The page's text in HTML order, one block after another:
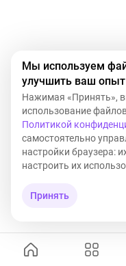
Мы используем
улучшить ваш
Нажимая «Принять»,
использование
Политикой
самостоятельно
настройки браузера:
настроить их
Принять